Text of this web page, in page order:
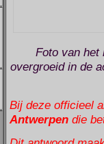
Foto van het
overgroeid in de
Bij deze officieel
Antwerpen die